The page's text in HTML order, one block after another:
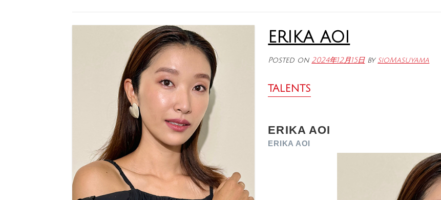
ERIKA AOI
Posted on 2024年12月15日by sioMasuyama
TALENTS
ERIKA AOI
ERIKA AOI